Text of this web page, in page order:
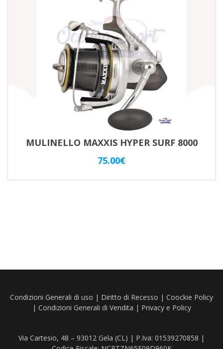
MULINELLO MAXXIS HYPER SURF 8000
75.00€
Condizioni Generali di uso | Diritto di Recesso | Coockie Policy
| Condizioni Generali di Vendita | Privacy e Policy
Via Cartesio, 48 – 93012 Gela (CL) | P.Iva: 01539270858 |